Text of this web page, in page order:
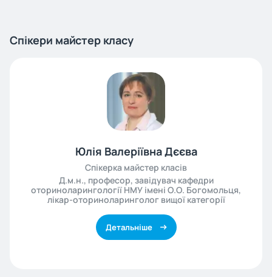
Спікери майстер класу
Юлія Валеріївна Дєєва
Спікерка майстер класів
Д.м.н., професор, завідувач кафедри
оториноларингології НМУ імені О.О. Богомольця,
лікар-оториноларинголог вищої категорії
Детальніше